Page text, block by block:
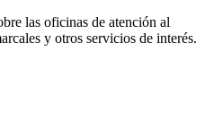
las oficinas de atención al
y otros servicios de interés.